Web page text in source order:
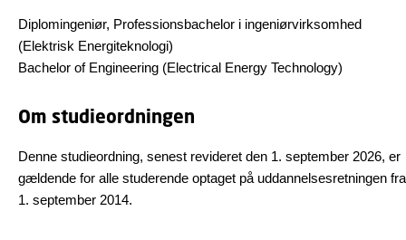
Diplomingeniør, Professionsbachelor i ingeniørvirksomhed
(Elektrisk Energiteknologi)
Bachelor of Engineering (Electrical Energy Technology)
Om studieordningen
Denne studieordning, senest revideret den 1. september 2026, er
gældende for alle studerende optaget på uddannelsesretningen fra
1. september 2014.